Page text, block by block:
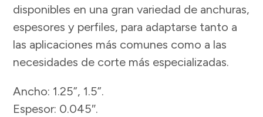
disponibles en una gran variedad de anchuras,
espesores y perfiles, para adaptarse tanto a
las aplicaciones más comunes como a las
necesidades de corte más especializadas.
Ancho: 1.25”, 1.5”.
Espesor: 0.045″.